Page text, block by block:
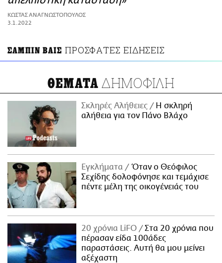
ΑΜΠΑ
PRINT
ΚΩΣΤΑΣ ΑΝΑΓΝΩΣΤΟΠΟΥΛΟΣ
3.1.2022
ΣΑΜΠΙΝ ΒΑΙΣ ΠΡΟΣΦΑΤΕΣ ΕΙΔΗΣΕΙΣ
ΘΕΜΑΤΑ ΔΗΜΟΦΙΛΗ
Σκληρές Αλήθειες
H σκληρή
αλήθεια για τον Πάνο Βλάχο
Εγκλήματα
Όταν ο Θεόφιλος
Σεχίδης δολοφόνησε και τεμάχισε
πέντε μέλη της οικογένειάς του
20 χρόνια LiFO
Στα 20 χρόνια που
πέρασαν είδα 100άδες
παραστάσεις. Αυτή θα μου μείνει
αξέχαστη